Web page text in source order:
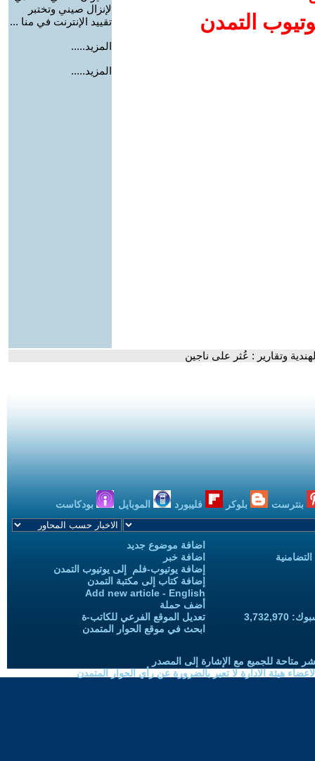
التمدن
لإنزال صيني وتختبر
تقييد الإنترنت في منا ...
المزيد.....
المزيد.....
وتقارير : عُثر على ناجين
بنترست بلوكر فليبورد الموبايل بودكاست
اضافة موضوع جديد
اضافة خبر
إضافة يوتيوب-فلم إلى يوتيوب التمدن
إضافة كتاب إلى مكتبة التمدن
Add new article - English
أضف حملة
تعديل الموقع الفرعي للكاتب-ة
ابحث في موقع الحوار المتمدن
متاحة للجميع مع الإشارة إلى المصدر
هيئة الادارة لا تعبر بالضرورة عن رأي الحوار المتمدن